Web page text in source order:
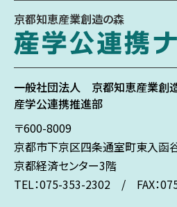
京都知恵産業創造の森
一般社団法人 京都知恵産業創
産学公連携推進部
〒600-8009
京都市下京区四条通室町東入函
京都経済センター3階
TEL：075-353-2302 / FAX：